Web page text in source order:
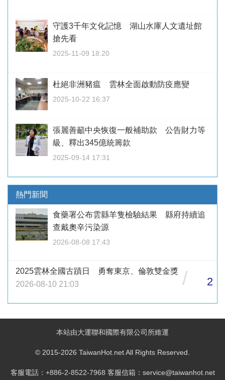
守護3千年文化記憶 湖山水庫人文遺址館
搶先看
2025-11-09 18:20
杜絕非洲豬瘟 雲林全面啟動防疫應變
2025-10-22 16:37
張麗善籲中央恢復一般補助款 公告財力等
級、釋出345億統籌款
2025-09-14 17:31
熱門新聞
食藥署公布雲縣羊隻檢驗結果 縣府持續追
查戴奧辛污染源
2026-08-08 17:43
2025雲林全國古蹟日 勇奪東京、倫敦雙金獎
2026-08-10 21:03
/ 2
本站由大運聯和國際有限公司所維運
© 2015-2026 TaiwanHot.net All Rights Reserved.
客服電話：+886-2-8522-7968 客服信箱：service@taiwanhot.net